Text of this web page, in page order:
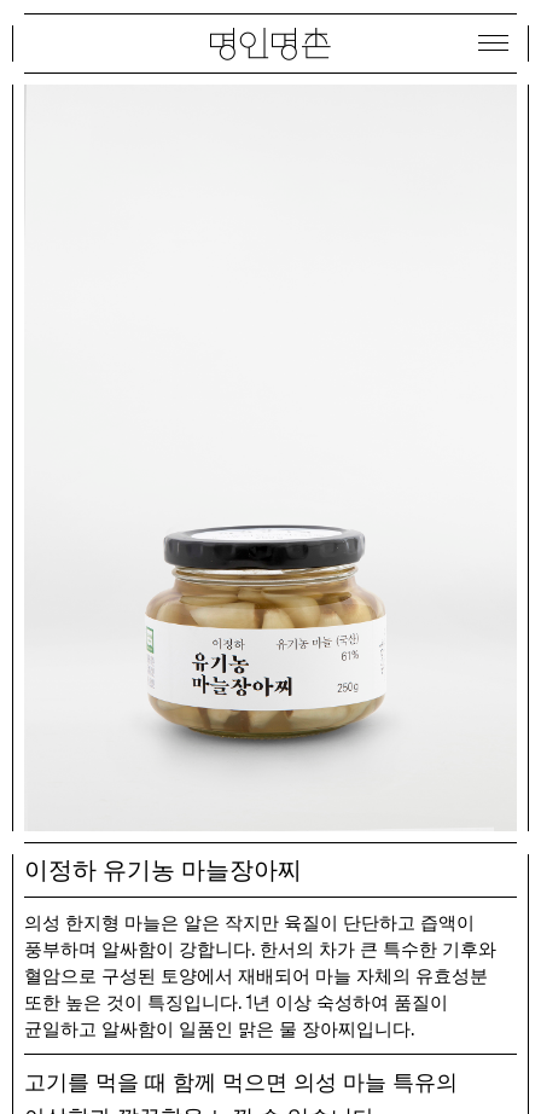
이정하 유기농 마늘장아찌
의성 한지형 마늘은 알은 작지만 육질이 단단하고 즙액이
풍부하며 알싸함이 강합니다. 한서의 차가 큰 특수한 기후와
혈암으로 구성된 토양에서 재배되어 마늘 자체의 유효성분
또한 높은 것이 특징입니다.1년 이상 숙성하여 품질이
균일하고 알싸함이 일품인 맑은 물 장아찌입니다.
고기를 먹을 때 함께 먹으면 의성 마늘 특유의